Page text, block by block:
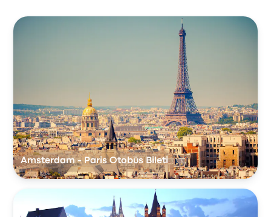
Amsterdam - Paris Otobüs Bileti